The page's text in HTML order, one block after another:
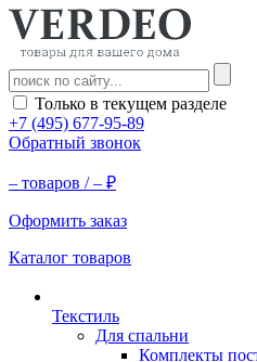
Только в текущем разделе
+7 (495) 677-95-89
Обратный звонок
– товаров /– ₽
Оформить заказ
Каталог товаров
Текстиль
Для спальни
Комплекты